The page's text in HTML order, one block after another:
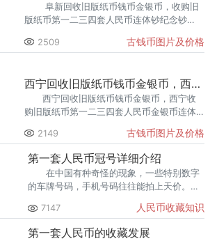
版纸币第一二三四套人民币连体钞纪念钞
城交易 阜新高价回收旧版人民币
2509 古钱币图片及价格
西宁回收旧版纸币钱币金银币，西宁收购第一二三四套人民币纪念钞
西宁回收旧版纸币钱币金银币，西宁收
购旧版纸币第一二三四套人民币金银币连体
多多，西宁上门回收旧版纸币，同城交易，
安全放心有保
2149 古钱币图片及价格
第一套人民币冠号详细介绍
在中国有种奇怪的现象，一些特别数字
的车牌号码，手机号码往往能拍上天价。而
界中，一些豹子号，稀有冠号往往收藏价格
要更高。那么，
7147 人民币收藏知识
第一套人民币的收藏发展